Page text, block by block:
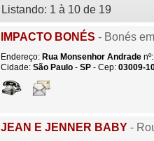
Listando: 1 à 10 de 19
IMPACTO BONÉS - Bonés
Endereço: Rua Monsenhor Andrade nº:
Cidade: São Paulo - SP - Cep: 03009-
JEAN E JENNER BABY -